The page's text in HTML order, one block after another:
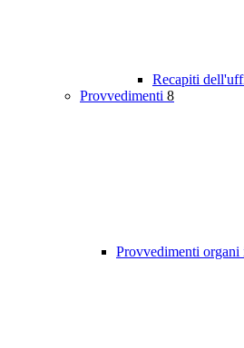
Recapiti
Provvedimenti 8
Provvedimenti